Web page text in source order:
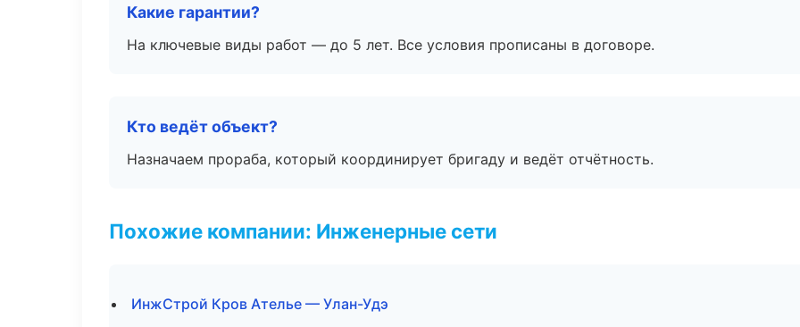
Какие гарантии?
На ключевые виды работ — до 5 лет. Все условия прописаны в договоре.
Кто ведёт объект?
Назначаем прораба, который координирует бригаду и ведёт отчётность.
Похожие компании: Инженерные сети
ИнжСтрой Кров Ателье — Улан-Удэ